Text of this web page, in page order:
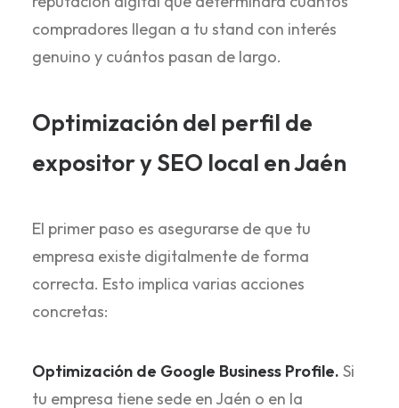
compradores llegan a tu stand con interés
genuino y cuántos pasan de largo.
Optimización del perfil de
expositor y SEO local en Jaén
El primer paso es asegurarse de que tu
empresa existe digitalmente de forma
correcta. Esto implica varias acciones
concretas:
Optimización de Google Business Profile. Si
tu empresa tiene sede en Jaén o en la